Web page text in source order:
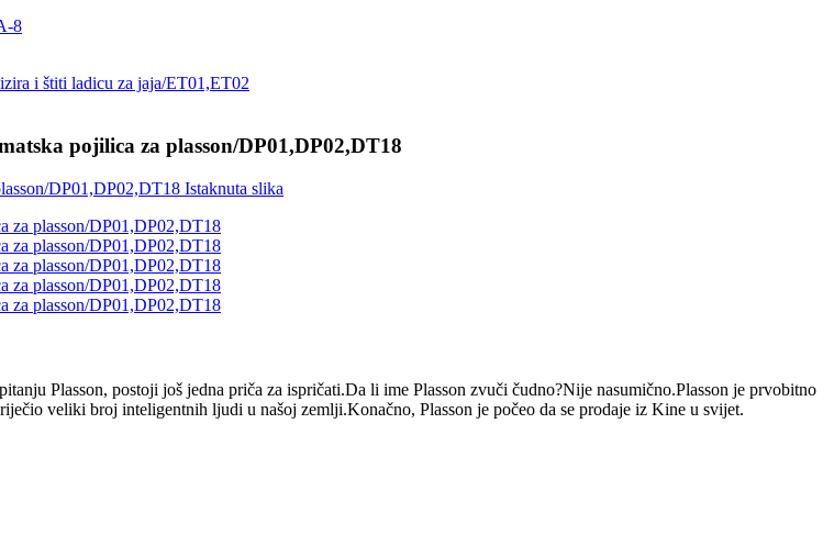
pojilica za plasson/DP01,DP02,DT18
Plasson, postoji još jedna priča za ispričati.Da li ime Plasson zvuči čudno?Nije nasumično.Plasson je prvobitno
veliki broj inteligentnih ljudi u našoj zemlji.Konačno, Plasson je počeo da se prodaje iz Kine u svijet.